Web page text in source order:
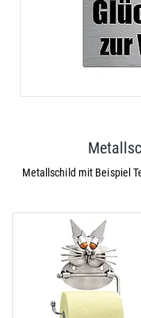
Metallschild mit Beispiel